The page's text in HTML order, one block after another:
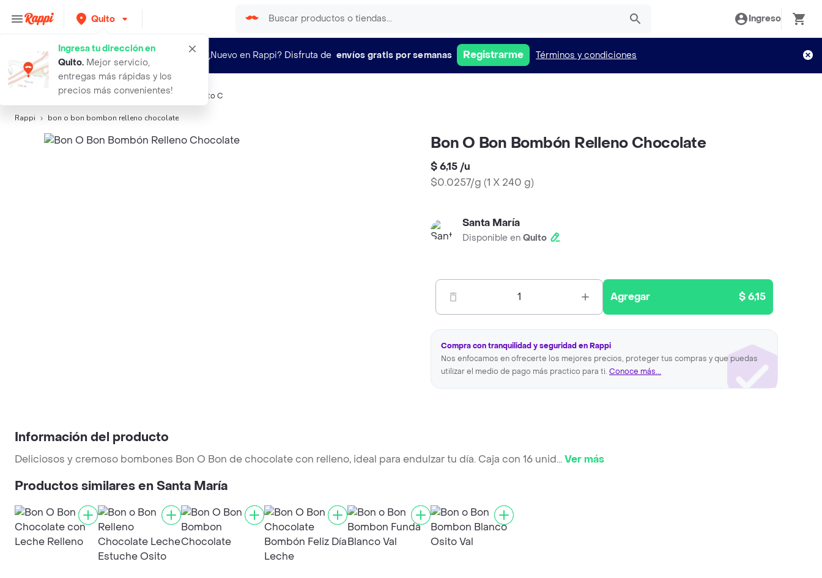
Quito
Ingresa tu dirección en
Quito. Mejor servicio,
entregas más rápidas y los
precios más convenientes!
Ingreso
¿Nuevo en Rappi? Disfruta de envíos gratis por semanas Registrarme Términos y condiciones
Búsquedas relacionadas: Chocolates,Bon O Bon Tinto C
Rappi bon o bon bombon relleno chocolate
Bon O Bon Bombón Relleno Chocolate
$ 6,15 /u
$0.0257/g (1 X 240 g)
Santa María
Disponible en Quito
1 Agregar $ 6,15
Compra con tranquilidad y seguridad en Rappi
Nos enfocamos en ofrecerte los mejores precios, proteger tus compras y que puedas
utilizar el medio de pago más practico para ti. Conoce más...
Información del producto
Deliciosos y cremoso bombones Bon O Bon de chocolate con relleno, ideal para endulzar tu día. Caja con 16 unid...Ver más
Productos similares en Santa María